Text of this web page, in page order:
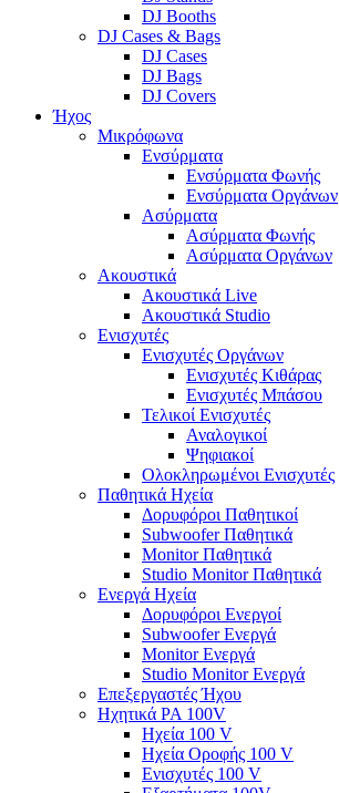
DJ Booths
DJ Cases & Bags
DJ Cases
DJ Bags
DJ Covers
Ήχος
Μικρόφωνα
Ενσύρματα
Ενσύρματα Φωνής
Ενσύρματα Οργάνων
Ασύρματα
Ασύρματα Φωνής
Ασύρματα Οργάνων
Ακουστικά
Ακουστικά Live
Ακουστικά Studio
Ενισχυτές
Ενισχυτές Οργάνων
Ενισχυτές Κιθάρας
Ενισχυτές Μπάσου
Τελικοί Ενισχυτές
Αναλογικοί
Ψηφιακοί
Ολοκληρωμένοι Ενισχυτές
Παθητικά Ηχεία
Δορυφόροι Παθητικοί
Subwoofer Παθητικά
Monitor Παθητικά
Studio Monitor Παθητικά
Ενεργά Ηχεία
Δορυφόροι Ενεργοί
Subwoofer Ενεργά
Monitor Ενεργά
Studio Monitor Ενεργά
Επεξεργαστές Ήχου
Ηχητικά PA 100V
Ηχεία 100 V
Ηχεία Οροφής 100 V
Ενισχυτές 100 V